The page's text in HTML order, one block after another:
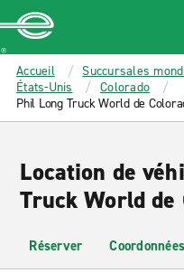
MAIN
CONTENT
Enterprise
Accueil
Succursales
États-Unis
Colorado
Phil Long Truck World de
Location de
Truck World de
Réserver